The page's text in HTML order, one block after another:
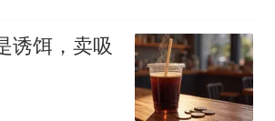
诱饵，卖吸